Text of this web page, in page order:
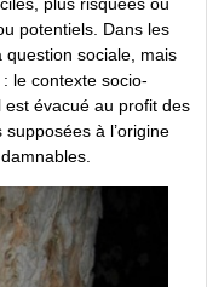
potentiels. Dans les
question sociale, mais
le contexte socio-
évacué au profit des
à l’origine